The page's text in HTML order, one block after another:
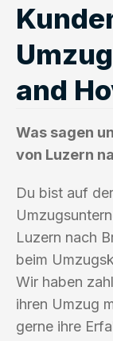
and
Was sagen
von Luzern
Du bist auf
Luzern nach
beim
Wir haben
ihren Umzug
gerne ihre